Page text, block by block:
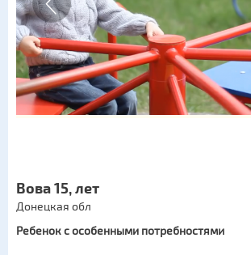
Вова 15, лет
Донецкая обл
Ребенок с особенными потребностями